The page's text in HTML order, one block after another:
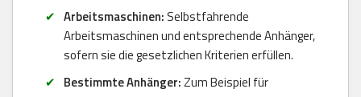
Arbeitsmaschinen: Selbstfahrende
Arbeitsmaschinen und entsprechende Anhänger,
sofern sie die gesetzlichen Kriterien erfüllen.
Bestimmte Anhänger:Zum Beispiel für